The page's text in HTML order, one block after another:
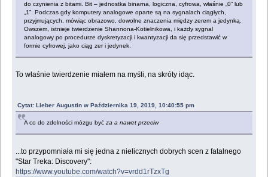
do czynienia z bitami. Bit – jednostka binarna, logiczna, cyfrowa, właśnie „0” lub
„1”. Podczas gdy komputery analogowe oparte są na sygnalach ciągłych,
przyjmujących, mówiąc obrazowo, dowolne znaczenia między zerem a jedynką.
Owszem, istnieje twierdzenie Shannona-Kotielnikowa, i każdy sygnal
analogowy po procedurze dyskretyzacji i kwantyzacji da się przedstawić w
formie cyfrowej, jako ciąg zer i jedynek.
To właśnie twierdzenie miałem na myśli, na skróty idąc.
Cytat: Lieber Augustin w Października 19, 2019, 10:40:55 pm
A co do zdolności mózgu byćza a nawet przeciw
...to przypomniała mi się jedna z nielicznych dobrych scen z fatalnego
"Star Treka: Discovery":
https://www.youtube.com/watch?v=vrdd1rTzxTg